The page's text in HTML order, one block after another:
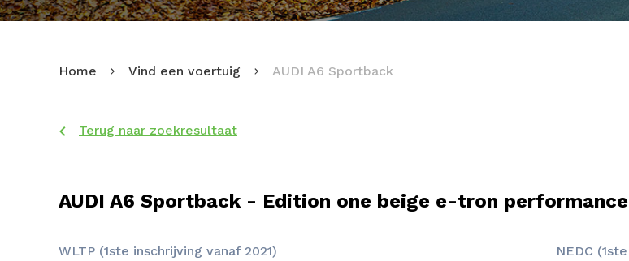
Home Vind een voertuig AUDI A6 Sportback
Terug naar zoekresultaat
AUDI A6 Sportback - Edition one beige e-tron performance
WLTP (1ste inschrijving vanaf 2021) NEDC